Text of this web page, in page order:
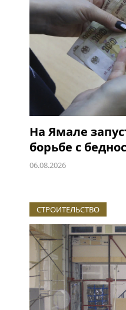
На Ямале
борьбе с
06.08.2026
СТРОИТЕЛЬСТВО